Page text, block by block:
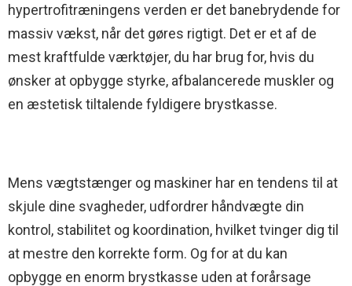
hypertrofitræningens verden er det banebrydende for
massiv vækst, når det gøres rigtigt. Det er et af de
mest kraftfulde værktøjer, du har brug for, hvis du
ønsker at opbygge styrke, afbalancerede muskler og
en æstetisk tiltalende fyldigere brystkasse.
Mens vægtstænger og maskiner har en tendens til at
skjule dine svagheder, udfordrer håndvægte din
kontrol, stabilitet og koordination, hvilket tvinger dig til
at mestre den korrekte form. Og for at du kan
opbygge en enorm brystkasse uden at forårsage